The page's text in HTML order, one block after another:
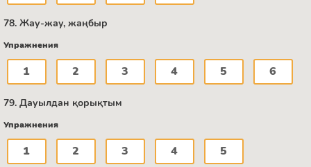
78. Жау-жау, жаңбыр
Упражнения
1 2 3 4 5 6
79. Дауылдан қорықтым
Упражнения
1 2 3 4 5